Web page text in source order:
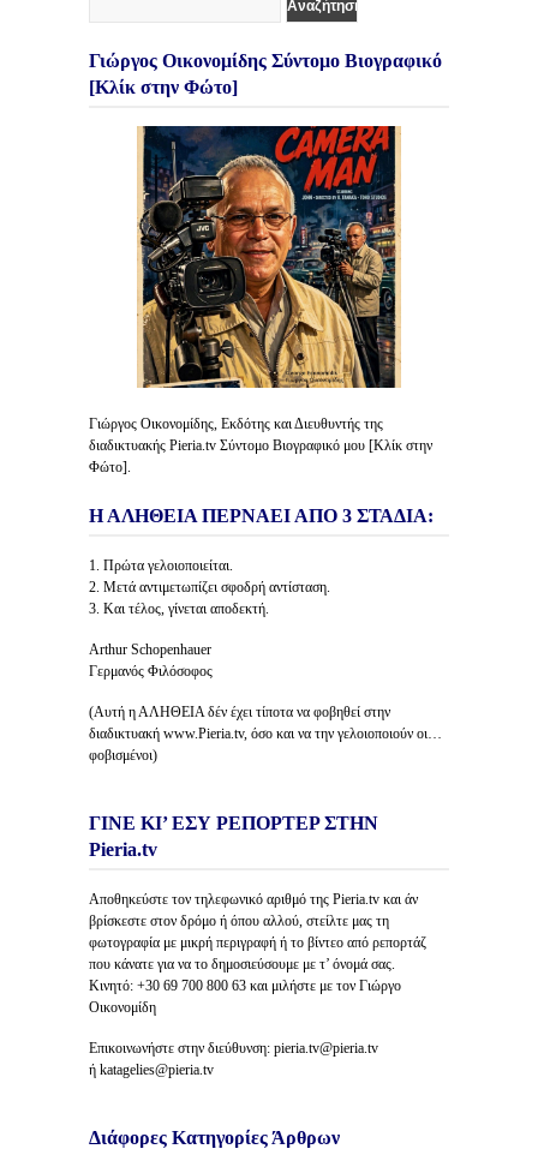
Γιώργος Οικονομίδης Σύντομο Βιογραφικό
[Κλίκ στην Φώτο]
Γιώργος Οικονομίδης, Εκδότης και Διευθυντής της
διαδικτυακής Pieria.tv Σύντομο Βιογραφικό μου [Κλίκ στην
Φώτο].
Η ΑΛΗΘΕΙΑ ΠΕΡΝΑΕΙ ΑΠΟ 3 ΣΤΑΔΙΑ:
1. Πρώτα γελοιοποιείται.
2. Μετά αντιμετωπίζει σφοδρή αντίσταση.
3. Και τέλος, γίνεται αποδεκτή.
Arthur Schopenhauer
Γερμανός Φιλόσοφος
(Αυτή η ΑΛΗΘΕΙΑ δέν έχει τίποτα να φοβηθεί στην
διαδικτυακή www.Pieria.tv, όσο και να την γελοιοποιούν οι…
φοβισμένοι)
ΓΙΝΕ ΚΙ’ ΕΣΥ ΡΕΠΟΡΤΕΡ ΣΤΗΝ
Pieria.tv
Αποθηκεύστε τον τηλεφωνικό αριθμό της Pieria.tv και άν
βρίσκεστε στον δρόμο ή όπου αλλού, στείλτε μας τη
φωτογραφία με μικρή περιγραφή ή το βίντεο από ρεπορτάζ
που κάνατε για να το δημοσιεύσουμε με τ’ όνομά σας.
Κινητό: +30 69 700 800 63 και μιλήστε με τον Γιώργο
Οικονομίδη
Επικοινωνήστε στην διεύθυνση: pieria.tv@pieria.tv
ή katagelies@pieria.tv
Διάφορες Κατηγορίες Άρθρων